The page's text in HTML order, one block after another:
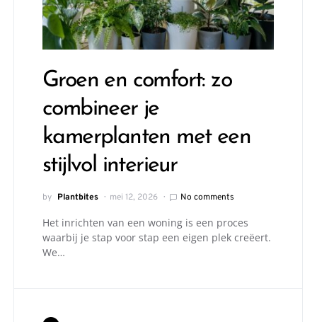
Groen en comfort: zo
combineer je
kamerplanten met een
stijlvol interieur
by Plantbites mei 12, 2026 No comments
Het inrichten van een woning is een proces
waarbij je stap voor stap een eigen plek creëert.
We…